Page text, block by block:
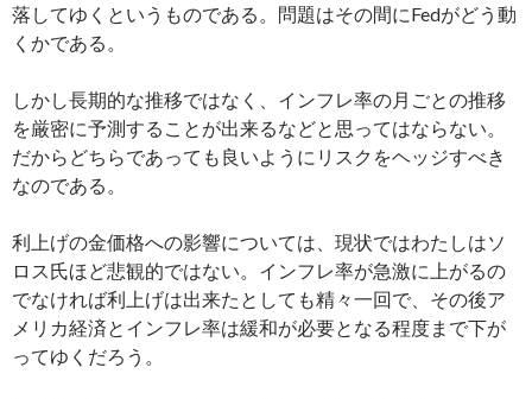
落してゆくというものである。問題はその間にFedがどう動
くかである。
しかし長期的な推移ではなく、インフレ率の月ごとの推移
を厳密に予測することが出来るなどと思ってはならない。
だからどちらであっても良いようにリスクをヘッジすべき
なのである。
利上げの金価格への影響については、現状ではわたしはソ
ロス氏ほど悲観的ではない。インフレ率が急激に上がるの
でなければ利上げは出来たとしても精々一回で、その後ア
メリカ経済とインフレ率は緩和が必要となる程度まで下が
ってゆくだろう。